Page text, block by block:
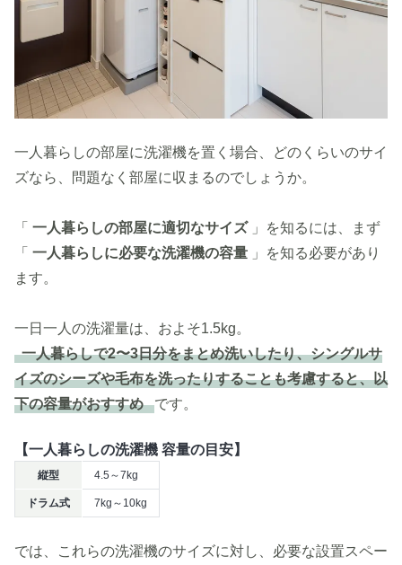
一人暮らしの部屋に洗濯機を置く場合、どのくらいのサイ
ズなら、問題なく部屋に収まるのでしょうか。
「 一人暮らしの部屋に適切なサイズ 」を知るには、まず
「 一人暮らしに必要な洗濯機の容量 」を知る必要があり
ます。
一日一人の洗濯量は、およそ1.5kg。
一人暮らしで2〜3日分をまとめ洗いしたり、シングルサ
イズのシーズや毛布を洗ったりすることも考慮すると、以
下の容量がおすすめ です。
【一人暮らしの洗濯機 容量の目安】
縦型 4.5～7kg
ドラム式 7kg～10kg
では、これらの洗濯機のサイズに対し、必要な設置スペー